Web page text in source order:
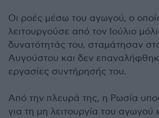
Οι ροές μέσω του αγωγού, ο
λειτουργούσε από τον Ιούλιο
δυνατότητάς του, σταμάτησαν
Αυγούστου και δεν
εργασίες συντήρησής του.
Από την πλευρά της, η Ρωσία
για τη μη λειτουργία του αγωγού